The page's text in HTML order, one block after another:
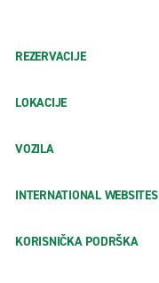
REZERVACIJE
LOKACIJE
VOZILA
INTERNATIONAL WEBSITES
KORISNIČKA PODRŠKA